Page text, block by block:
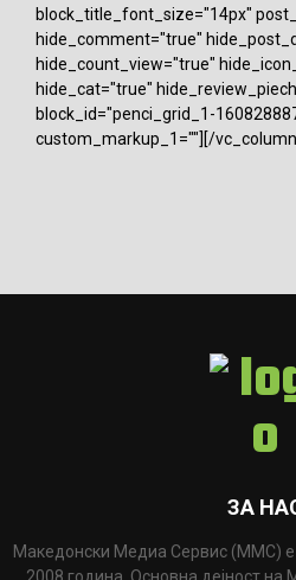
block_title_font_size="14px"
hide_comment="true"
hide_count_view="true"
hide_cat="true"
block_id="penci_grid_1-
custom_markup_1=""][/
ЗА
Македонски Медиа Сервис (ММС) е
2008 година. Основна дејност